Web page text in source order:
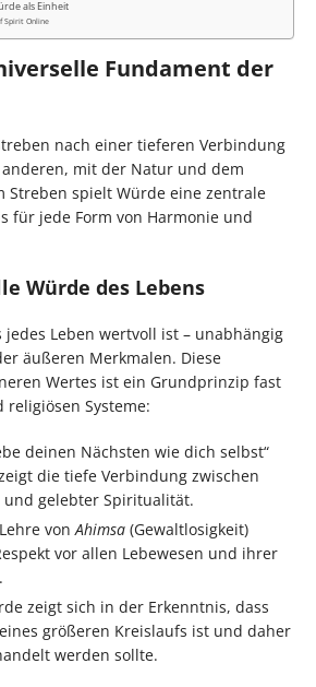
als Einheit
Spirit Online
Fundament der
nach einer tieferen Verbindung
mit der Natur und dem
Streben spielt Würde eine zentrale
für jede Form von Harmonie und
Würde des Lebens
Leben wertvoll ist – unabhängig
äußeren Merkmalen. Diese
Wertes ist ein Grundprinzip fast
Systeme:
deinen Nächsten wie dich selbst“
die tiefe Verbindung zwischen
gelebter Spiritualität.
vonAhimsa (Gewaltlosigkeit)
vor allen Lebewesen und ihrer
zeigt sich in der Erkenntnis, dass
größeren Kreislaufs ist und daher
werden sollte.